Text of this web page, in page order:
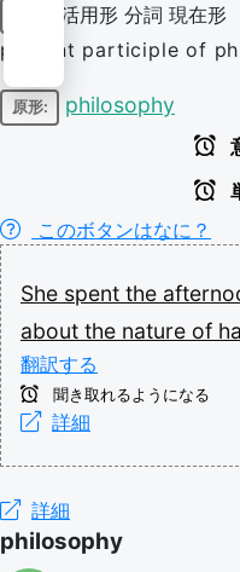
活用形 分詞 現在形
present participle of
原形: philosophy
このボタンはなに？
She spent the
about the nature of
翻訳する
聞き取れるようになる
詳細
詳細
philosophy